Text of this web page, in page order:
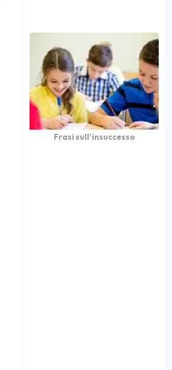
Frasi sull’insuccesso